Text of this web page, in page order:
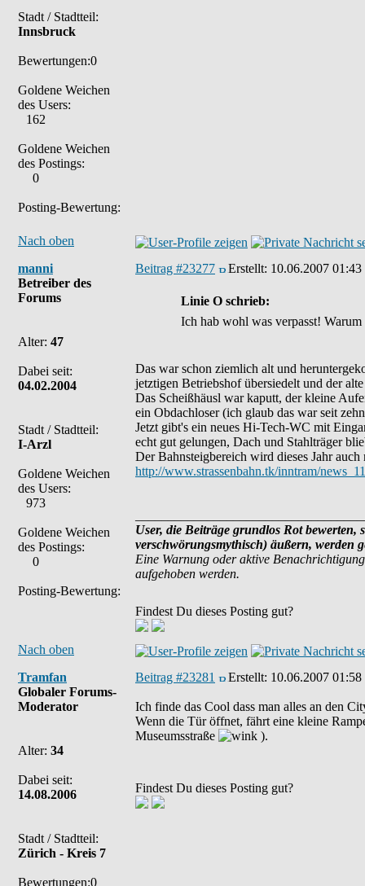
Stadt / Stadtteil:
Innsbruck
Bewertungen:0
Goldene Weichen
des Users:
162
Goldene Weichen
des Postings:
0
Posting-Bewertung:
Nach oben
manni
Betreiber des
Forums
Alter: 47
Dabei seit:
04.02.2004
Stadt / Stadtteil:
I-Arzl
Goldene Weichen
des Users:
973
Goldene Weichen
des Postings:
0
Posting-Bewertung:
Beitrag #23277 Erstellt: 10.06.2007 01:43
Linie O schrieb:
Ich hab wohl was verpasst!
Das war schon ziemlich alt und
jetztigen Betriebshof übersiedelt und der
Das Scheißhäusl war kaputt, der kleine
ein Obdachloser (ich glaub das war seit
Jetzt gibt's ein neues Hi-Tech-WC mit
echt gut gelungen, Dach und Stahlträger
Der Bahnsteigbereich wird dieses Jahr
http://www.strassenbahn.tk/inntram/
User, die Beiträge grundlos Rot
verschwörungsmythisch) äußern, werden
Eine Warnung oder aktive
aufgehoben werden.
Findest Du dieses Posting gut?
Nach oben
Tramfan
Globaler Forums-
Moderator
Alter: 34
Dabei seit:
14.08.2006
Stadt / Stadtteil:
Zürich - Kreis 7
Bewertungen:0
Beitrag #23281 Erstellt: 10.06.2007 01:58
Ich finde das Cool dass man alles an den
Wenn die Tür öffnet, fährt eine kleine
Museumsstraße
).
Findest Du dieses Posting gut?